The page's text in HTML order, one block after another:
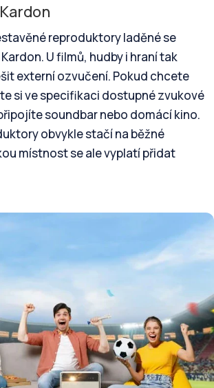
reproduktory laděné se
U filmů, hudby i hraní tak
externí ozvučení. Pokud chcete
si ve specifikaci dostupné zvukové
soundbar nebo domácí kino.
obvykle stačí na běžné
místnost se ale vyplatí přidat